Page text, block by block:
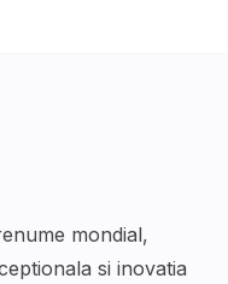
mondial,
si inovatia